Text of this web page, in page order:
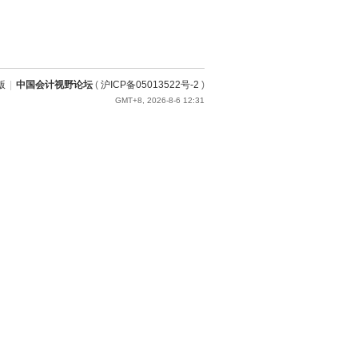
中国会计视野论坛 ( 沪ICP备05013522号-2 )
GMT+8, 2026-8-6 12:31